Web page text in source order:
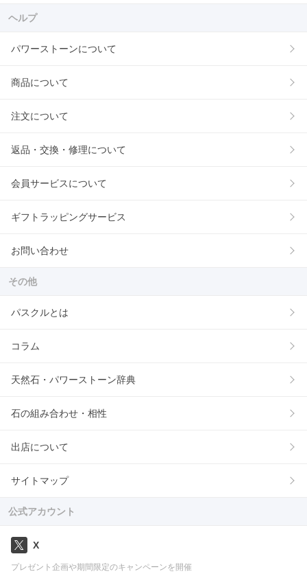
ヘルプ
パワーストーンについて
商品について
注文について
返品・交換・修理について
会員サービスについて
ギフトラッピングサービス
お問い合わせ
その他
パスクルとは
コラム
天然石・パワーストーン辞典
石の組み合わせ・相性
出店について
サイトマップ
公式アカウント
X
プレゼント企画や期間限定のキャンペーンを開催